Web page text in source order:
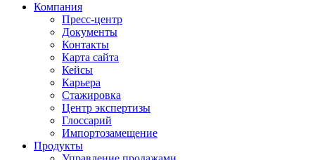
Компания
Пресс-центр
Документы
Контакты
Карта сайта
Кейсы
Карьера
Стажировка
Центр экспертизы
Глоссарий
Импортозамещение
Продукты